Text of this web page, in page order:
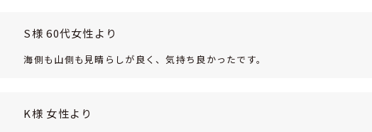
S様 60代女性より
海側も山側も見晴らしが良く、気持ち良かったです。
K様 女性より